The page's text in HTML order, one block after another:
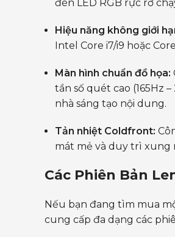
đèn LED RGB rực rỡ
Hiệu năng không giới
Intel Core i7/i9 hoặc
Màn hình chuẩn đồ họa:
tần số quét cao (165Hz
nhà sáng tạo nội dung.
Tản nhiệt Coldfront:
mát mẻ và duy trì xung
Các Phiên Bản
Nếu bạn đang tìm mua
cung cấp đa dạng các